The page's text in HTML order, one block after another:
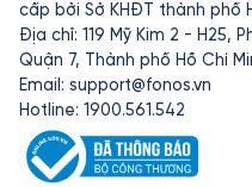
cấp bởi Sở KHĐT thành phố
Địa chỉ: 119 Mỹ Kim 2 - H25,
Quận 7, Thành phố Hồ Chí
Email: support@fonos.vn
Hotline: 1900.561.542